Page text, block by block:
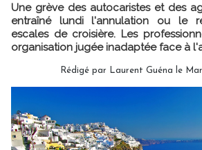
Une grève des autocaristes et des
entraîné lundi l'annulation ou le
escales de croisière. Les
organisation jugée inadaptée face à
Rédigé par Laurent Guéna le